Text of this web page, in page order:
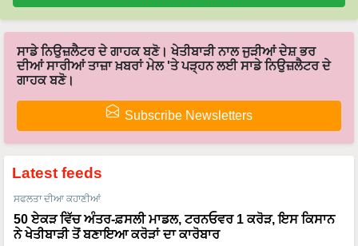
ਸਾਡੇ ਨਿਉਜ਼ਲੈਟਰ ਦੇ ਗਾਹਕ ਬਣੋ। ਖੇਤੀਬਾੜੀ ਨਾਲ ਜੁੜੀਆਂ ਦੇਸ਼ ਭਰ
ਦੀਆਂ ਸਾਰੀਆਂ ਤਾਜ਼ਾ ਖ਼ਬਰਾਂ ਮੇਲ 'ਤੇ ਪੜ੍ਹਨ ਲਈ ਸਾਡੇ ਨਿਉਜ਼ਲੈਟਰ ਦੇ
ਗਾਹਕ ਬਣੋ।
Subscribe Newsletters
Latest feeds
ਸਫਲਤਾ ਦੀਆ ਕਹਾਣੀਆਂ
50 ਏਕੜ ਵਿੱਚ ਅੰਤਰ-ਫ਼ਸਲੀ ਮਾਡਲ, ਟਰਨਓਵਰ 1 ਕਰੋੜ, ਇਸ ਕਿਸਾਨ
ਨੇ ਖੇਤੀਬਾੜੀ ਤੋਂ ਬਣਾਇਆ ਕਰੋੜਾਂ ਦਾ ਕਾਰੋਬਾਰ